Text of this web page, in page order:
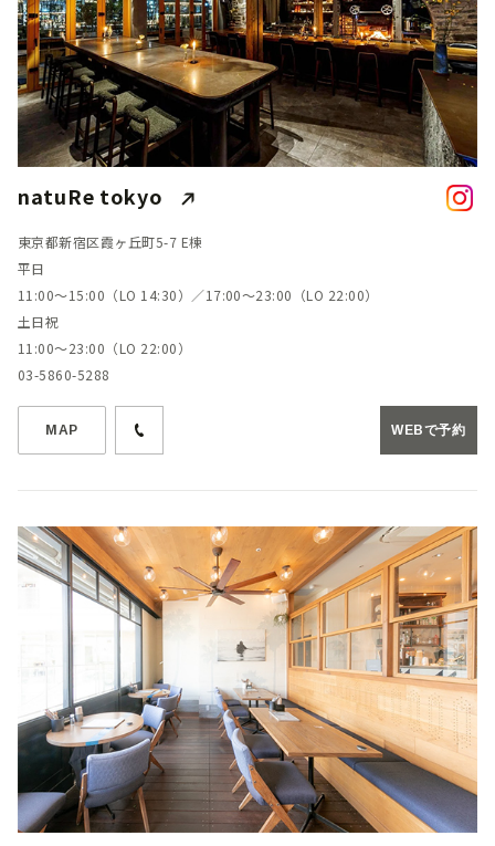
natuRe tokyo
東京都新宿区霞ヶ丘町5-7 E棟
平日
11:00～15:00（LO 14:30）／17:00～23:00（LO 22:00）
土日祝
11:00～23:00（LO 22:00）
03-5860-5288
MAP WEBで予約